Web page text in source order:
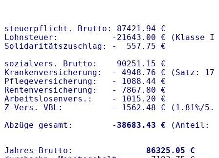
steuerpflicht. Brutto: 87421.94 €
Lohnsteuer:           -21643.00 € (Klasse I)
Solidaritätszuschlag: -  557.75 €
sozialvers. Brutto:    90251.15 €
Krankenversicherung:  - 4948.76 € (Satz:
Pflegeversicherung:   - 1088.44 €
Rentenversicherung:   - 7867.80 €
Arbeitslosenvers.:    - 1015.20 €
Z-Vers. VBL:          - 1562.48 € ( 1.81%/
Abzüge gesamt:        - 38683.43 €
Jahres-Brutto: 86325.05 €